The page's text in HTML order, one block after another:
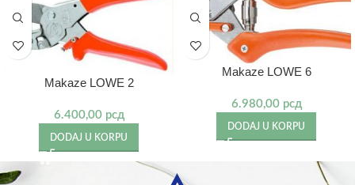
Makaze LOWE 2
6.400,00 рсд
DODAJ U KORPU
Makaze LOWE 6
6.980,00 рсд
DODAJ U KORPU